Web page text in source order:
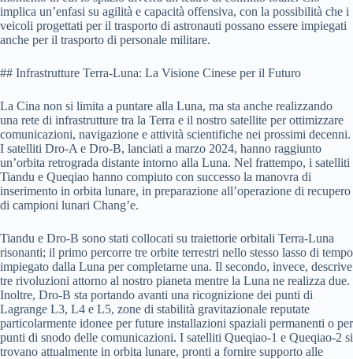
implica un’enfasi su agilità e capacità offensiva, con la possibilità che i
veicoli progettati per il trasporto di astronauti possano essere impiegati
anche per il trasporto di personale militare.
## Infrastrutture Terra-Luna: La Visione Cinese per il Futuro
La Cina non si limita a puntare alla Luna, ma sta anche realizzando
una rete di infrastrutture tra la Terra e il nostro satellite per ottimizzare
comunicazioni, navigazione e attività scientifiche nei prossimi decenni.
I satelliti Dro-A e Dro-B, lanciati a marzo 2024, hanno raggiunto
un’orbita retrograda distante intorno alla Luna. Nel frattempo, i satelliti
Tiandu e Queqiao hanno compiuto con successo la manovra di
inserimento in orbita lunare, in preparazione all’operazione di recupero
di campioni lunari Chang’e.
Tiandu e Dro-B sono stati collocati su traiettorie orbitali Terra-Luna
risonanti; il primo percorre tre orbite terrestri nello stesso lasso di tempo
impiegato dalla Luna per completarne una. Il secondo, invece, descrive
tre rivoluzioni attorno al nostro pianeta mentre la Luna ne realizza due.
Inoltre, Dro-B sta portando avanti una ricognizione dei punti di
Lagrange L3, L4 e L5, zone di stabilità gravitazionale reputate
particolarmente idonee per future installazioni spaziali permanenti o per
punti di snodo delle comunicazioni. I satelliti Queqiao-1 e Queqiao-2 si
trovano attualmente in orbita lunare, pronti a fornire supporto alle